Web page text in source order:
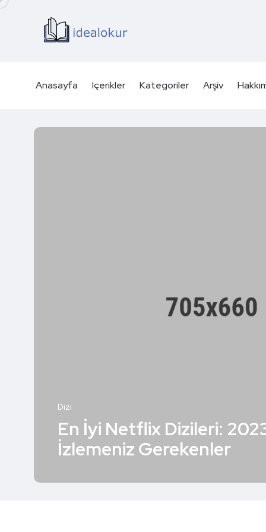
Anasayfa Içerikler Kategoriler Arşiv
Dizi
En İyi Netflix Dizileri: 2023
İzlemeniz Gerekenler